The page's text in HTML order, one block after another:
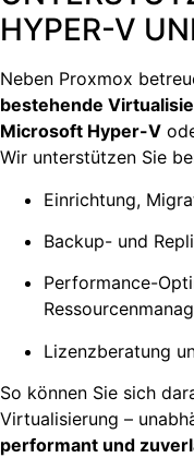
HYPER-V
Neben Proxmox
bestehende
Microsoft Hyper-V
Wir unterstützen Sie
Einrichtung,
Backup- und
Performance-
Lizenzberatung
So können Sie sich
Virtualisierung –
performant und